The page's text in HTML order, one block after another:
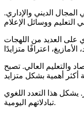
الديني والإداري.
وتحتوي على العديد من اللهجات
والتعليم العالي. تصبح
يشكل هذا التعدد اللغوي
تبادلاتهم اليومية.